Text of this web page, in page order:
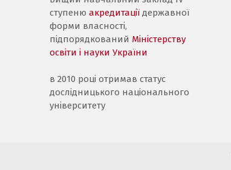
ступеню акредитації державної
форми власності,
підпорядкований Міністерству
освіти і науки України
в 2010 році отримав статус
дослідницького національного
університету